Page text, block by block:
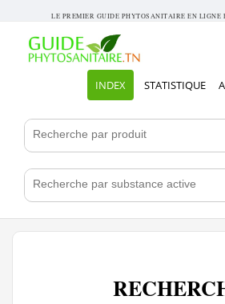
LE PREMIER GUIDE PHYTOSANITAIRE EN LIGNE
INDEX STATISTIQUE